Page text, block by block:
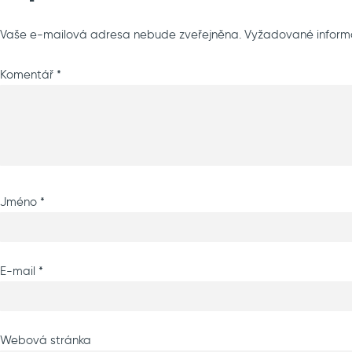
Vaše e-mailová adresa nebude zveřejněna. Vyžadované
Komentář *
Jméno *
E-mail *
Webová stránka